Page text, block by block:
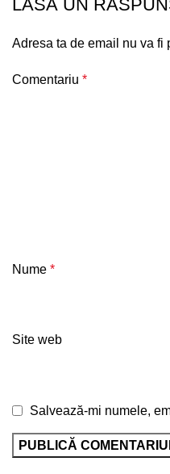
LASĂ UN
Adresa ta de email nu va fi
Comentariu *
Nume *
Site web
Salvează-mi numele,